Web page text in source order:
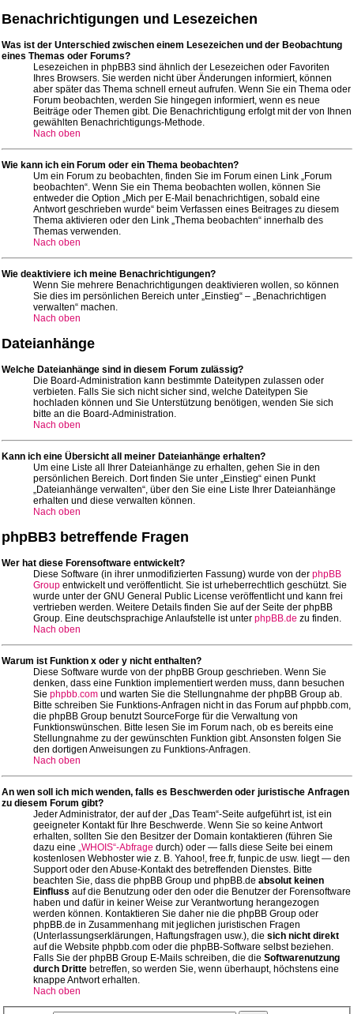
Benachrichtigungen und Lesezeichen
Was ist der Unterschied zwischen einem Lesezeichen und der Beobachtung
eines Themas oder Forums?
Lesezeichen in phpBB3 sind ähnlich der Lesezeichen oder Favoriten
Ihres Browsers. Sie werden nicht über Änderungen informiert, können
aber später das Thema schnell erneut aufrufen. Wenn Sie ein Thema oder
Forum beobachten, werden Sie hingegen informiert, wenn es neue
Beiträge oder Themen gibt. Die Benachrichtigung erfolgt mit der von Ihnen
gewählten Benachrichtigungs-Methode.
Nach oben
Wie kann ich ein Forum oder ein Thema beobachten?
Um ein Forum zu beobachten, finden Sie im Forum einen Link „Forum
beobachten“. Wenn Sie ein Thema beobachten wollen, können Sie
entweder die Option „Mich per E-Mail benachrichtigen, sobald eine
Antwort geschrieben wurde“ beim Verfassen eines Beitrages zu diesem
Thema aktivieren oder den Link „Thema beobachten“ innerhalb des
Themas verwenden.
Nach oben
Wie deaktiviere ich meine Benachrichtigungen?
Wenn Sie mehrere Benachrichtigungen deaktivieren wollen, so können
Sie dies im persönlichen Bereich unter „Einstieg“ – „Benachrichtigen
verwalten“ machen.
Nach oben
Dateianhänge
Welche Dateianhänge sind in diesem Forum zulässig?
Die Board-Administration kann bestimmte Dateitypen zulassen oder
verbieten. Falls Sie sich nicht sicher sind, welche Dateitypen Sie
hochladen können und Sie Unterstützung benötigen, wenden Sie sich
bitte an die Board-Administration.
Nach oben
Kann ich eine Übersicht all meiner Dateianhänge erhalten?
Um eine Liste all Ihrer Dateianhänge zu erhalten, gehen Sie in den
persönlichen Bereich. Dort finden Sie unter „Einstieg“ einen Punkt
„Dateianhänge verwalten“, über den Sie eine Liste Ihrer Dateianhänge
erhalten und diese verwalten können.
Nach oben
phpBB3 betreffende Fragen
Wer hat diese Forensoftware entwickelt?
Diese Software (in ihrer unmodifizierten Fassung) wurde von der phpBB
Group entwickelt und veröffentlicht. Sie ist urheberrechtlich geschützt. Sie
wurde unter der GNU General Public License veröffentlicht und kann frei
vertrieben werden. Weitere Details finden Sie auf der Seite der phpBB
Group. Eine deutschsprachige Anlaufstelle ist unter phpBB.de zu finden.
Nach oben
Warum ist Funktion x oder y nicht enthalten?
Diese Software wurde von der phpBB Group geschrieben. Wenn Sie
denken, dass eine Funktion implementiert werden muss, dann besuchen
Sie phpbb.com und warten Sie die Stellungnahme der phpBB Group ab.
Bitte schreiben Sie Funktions-Anfragen nicht in das Forum auf phpbb.com,
die phpBB Group benutzt SourceForge für die Verwaltung von
Funktionswünschen. Bitte lesen Sie im Forum nach, ob es bereits eine
Stellungnahme zu der gewünschten Funktion gibt. Ansonsten folgen Sie
den dortigen Anweisungen zu Funktions-Anfragen.
Nach oben
An wen soll ich mich wenden, falls es Beschwerden oder juristische Anfragen
zu diesem Forum gibt?
Jeder Administrator, der auf der „Das Team“-Seite aufgeführt ist, ist ein
geeigneter Kontakt für Ihre Beschwerde. Wenn Sie so keine Antwort
erhalten, sollten Sie den Besitzer der Domain kontaktieren (führen Sie
dazu eine „WHOIS“-Abfrage durch) oder — falls diese Seite bei einem
kostenlosen Webhoster wie z. B. Yahoo!, free.fr, funpic.de usw. liegt — den
Support oder den Abuse-Kontakt des betreffenden Dienstes. Bitte
beachten Sie, dass die phpBB Group und phpBB.de absolut keinen
Einfluss auf die Benutzung oder den oder die Benutzer der Forensoftware
haben und dafür in keiner Weise zur Verantwortung herangezogen
werden können. Kontaktieren Sie daher nie die phpBB Group oder
phpBB.de in Zusammenhang mit jeglichen juristischen Fragen
(Unterlassungserklärungen, Haftungsfragen usw.), die sich nicht direkt
auf die Website phpbb.com oder die phpBB-Software selbst beziehen.
Falls Sie der phpBB Group E-Mails schreiben, die die Softwarenutzung
durch Dritte betreffen, so werden Sie, wenn überhaupt, höchstens eine
knappe Antwort erhalten.
Nach oben